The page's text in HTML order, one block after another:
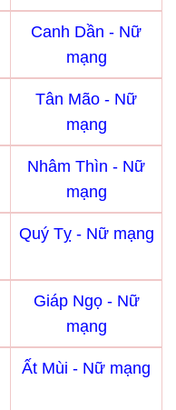
Canh Dần - Nữ
mạng
Tân Mão - Nữ
mạng
Nhâm Thìn - Nữ
mạng
Quý Tỵ - Nữ mạng
Giáp Ngọ - Nữ
mạng
Ất Mùi - Nữ mạng